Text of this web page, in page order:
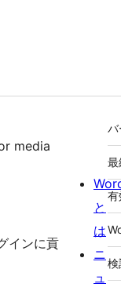
media
インに貢
バ
最
有
検
と
は
ニ
ュ